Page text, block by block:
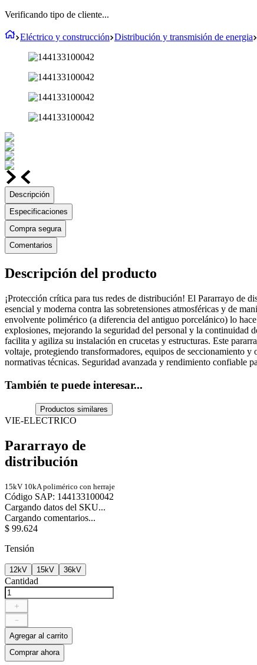
Verificando tipo de cliente...
Eléctrico y construcción Distribución y transmisión de energia
Descripción
Especificaciones
Compra segura
Comentarios
Descripción del producto
¡Protección crítica para tus redes de distribución! El Pararrayo de
esencial y moderna contra las sobretensiones atmosféricas y de
envolvente polimérico (a diferencia del antiguo porcelánico) lo
explosiones, mejorando la seguridad del personal y la continuidad
facilita y agiliza su instalación en crucetas y estructuras. Este
voltaje, protegiendo transformadores, equipos de seccionamiento
normativas técnicas. Seguridad avanzada y rendimiento confiable
También te puede interesar...
Productos similares
VIE-ELECTRICO
Pararrayo de
distribución
15kV 10kA polimérico con herraje
Código SAP: 144133100042
Cargando datos del SKU...
Cargando comentarios...
$ 99.624
Tensión
12kV 15kV 36kV
Cantidad
＋
－
Agregar al carrito
Comprar ahora